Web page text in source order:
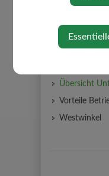
Übersicht
Vorteile
Westwinkel